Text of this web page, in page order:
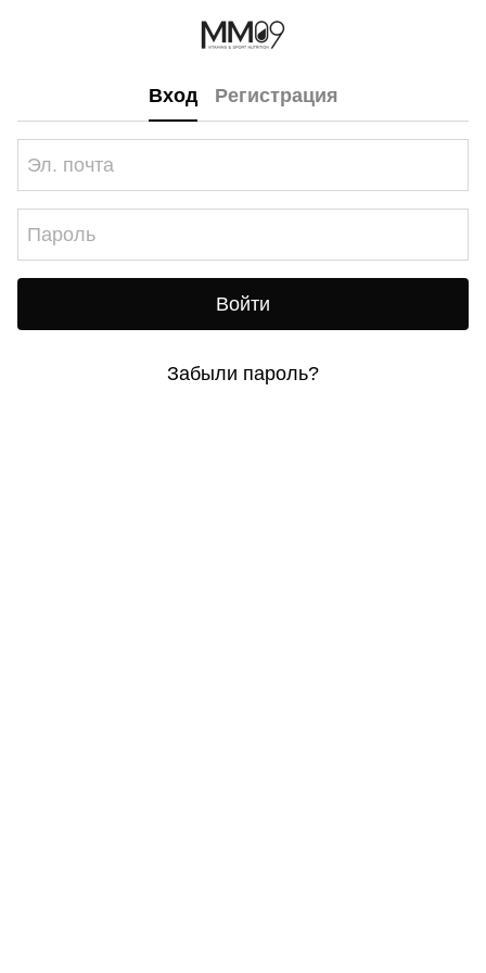
Вход Регистрация
Войти
Забыли пароль?